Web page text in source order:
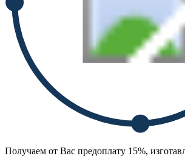
Получаем от Вас предоплату 15%,